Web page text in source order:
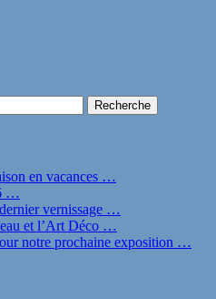
en vacances …
…
vernissage …
et l’Art Déco …
notre prochaine exposition …